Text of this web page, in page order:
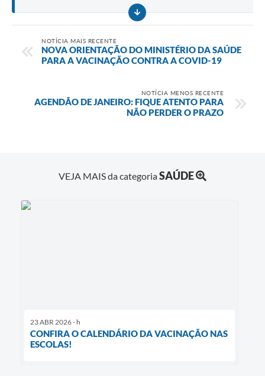
NOTÍCIA MAIS RECENTE
NOVA ORIENTAÇÃO DO MINISTÉRIO DA SAÚDE
PARA A VACINAÇÃO CONTRA A COVID-19
NOTÍCIA MENOS RECENTE
AGENDÃO DE JANEIRO: FIQUE ATENTO PARA
NÃO PERDER O PRAZO
VEJA MAIS da categoriaSAÚDE
23 ABR 2026 - h
CONFIRA O CALENDÁRIO DA VACINAÇÃO NAS
ESCOLAS!